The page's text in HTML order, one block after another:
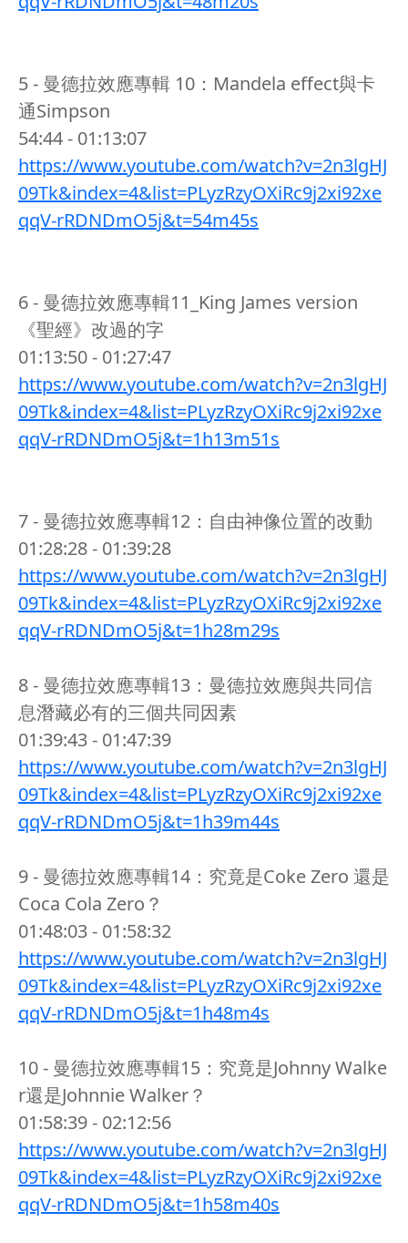
5 - 曼德拉效應專輯 10：Mandela effect與卡
通Simpson
54:44 - 01:13:07
https://www.youtube.com/watch?v=2n3lgHJ
09Tk&index=4&list=PLyzRzyOXiRc9j2xi92xe
qqV-rRDNDmO5j&t=54m45s
6 - 曼德拉效應專輯11_King James version
《聖經》改過的字
01:13:50 - 01:27:47
https://www.youtube.com/watch?v=2n3lgHJ
09Tk&index=4&list=PLyzRzyOXiRc9j2xi92xe
qqV-rRDNDmO5j&t=1h13m51s
7 - 曼德拉效應專輯12：自由神像位置的改動
01:28:28 - 01:39:28
https://www.youtube.com/watch?v=2n3lgHJ
09Tk&index=4&list=PLyzRzyOXiRc9j2xi92xe
qqV-rRDNDmO5j&t=1h28m29s
8 - 曼德拉效應專輯13：曼德拉效應與共同信
息潛藏必有的三個共同因素
01:39:43 - 01:47:39
https://www.youtube.com/watch?v=2n3lgHJ
09Tk&index=4&list=PLyzRzyOXiRc9j2xi92xe
qqV-rRDNDmO5j&t=1h39m44s
9 - 曼德拉效應專輯14：究竟是Coke Zero 還是
Coca Cola Zero？
01:48:03 - 01:58:32
https://www.youtube.com/watch?v=2n3lgHJ
09Tk&index=4&list=PLyzRzyOXiRc9j2xi92xe
qqV-rRDNDmO5j&t=1h48m4s
10 - 曼德拉效應專輯15：究竟是Johnny Walke
r還是Johnnie Walker？
01:58:39 - 02:12:56
https://www.youtube.com/watch?v=2n3lgHJ
09Tk&index=4&list=PLyzRzyOXiRc9j2xi92xe
qqV-rRDNDmO5j&t=1h58m40s